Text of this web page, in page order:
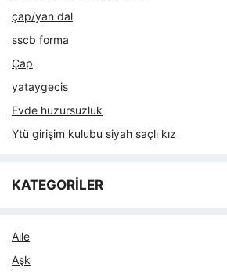
çap/yan dal
sscb forma
Çap
yataygecis
Evde huzursuzluk
Ytü girişim kulubu siyah saçlı kız
KATEGORİLER
Aile
Aşk